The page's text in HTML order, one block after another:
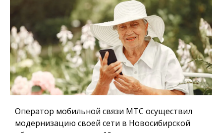
Оператор мобильной связи МТС осуществил
модернизацию своей сети в Новосибирской